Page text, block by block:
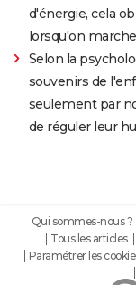
d'énergie, cela
lorsqu'on
Selon la
souvenirs de
seulement par
de réguler leur
Qui sommes-nous ?
Tous les articles
Paramétrer les